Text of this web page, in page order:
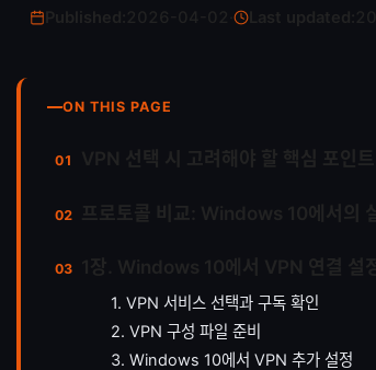
Last updated:
ON THIS PAGE
1. VPN 서비스 선택과 구독 확인
2. VPN 구성 파일 준비
3. Windows 10에서 VPN 추가 설정